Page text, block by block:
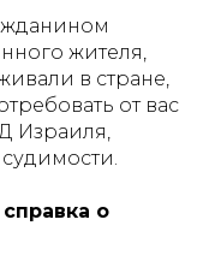
жителя,
в стране,
от вас
Израиля,
о